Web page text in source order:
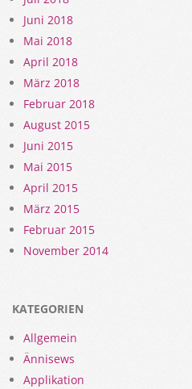
Juni 2018
Mai 2018
April 2018
März 2018
Februar 2018
August 2015
Juni 2015
Mai 2015
April 2015
März 2015
Februar 2015
November 2014
KATEGORIEN
Allgemein
Ännisews
Applikation